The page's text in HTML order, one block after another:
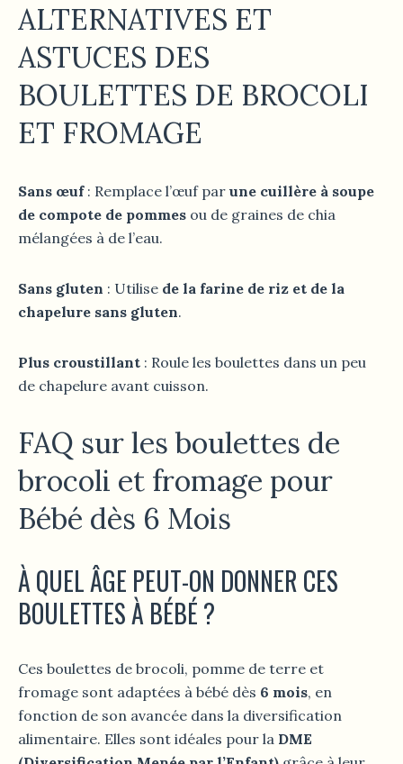
ALTERNATIVES ET
ASTUCES DES
BOULETTES DE BROCOLI
ET FROMAGE
Sans œuf: Remplace l’œuf par une cuillère à soupe
de compote de pommes ou de graines de chia
mélangées à de l’eau.
Sans gluten : Utilise de la farine de riz et de la
chapelure sans gluten.
Plus croustillant : Roule les boulettes dans un peu
de chapelure avant cuisson.
FAQ sur les boulettes de
brocoli et fromage pour
Bébé dès 6 Mois
À QUEL ÂGE PEUT-ON DONNER CES
BOULETTES À BÉBÉ ?
Ces boulettes de brocoli, pomme de terre et
fromage sont adaptées à bébé dès 6 mois, en
fonction de son avancée dans la diversification
alimentaire. Elles sont idéales pour la DME